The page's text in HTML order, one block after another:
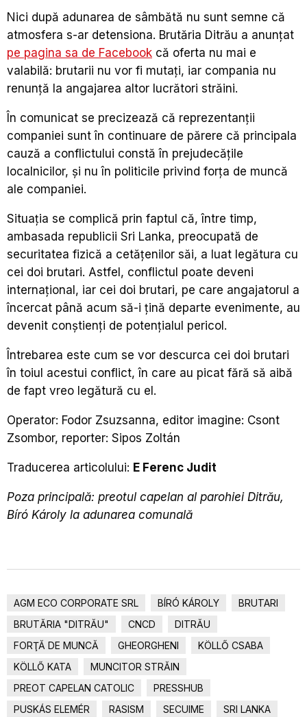
Nici după adunarea de sâmbătă nu sunt semne că
atmosfera s-ar detensiona. Brutăria Ditrău a anunţat
pe pagina sa de Facebook că oferta nu mai e
valabilă: brutarii nu vor fi mutaţi, iar compania nu
renunţă la angajarea altor lucrători străini.
În comunicat se precizează că reprezentanţii
companiei sunt în continuare de părere că principala
cauză a conflictului constă în prejudecăţile
localnicilor, şi nu în politicile privind forţa de muncă
ale companiei.
Situaţia se complică prin faptul că, între timp,
ambasada republicii Sri Lanka, preocupată de
securitatea fizică a cetăţenilor săi, a luat legătura cu
cei doi brutari. Astfel, conflictul poate deveni
internaţional, iar cei doi brutari, pe care angajatorul a
încercat până acum să-i ţină departe evenimente, au
devenit conştienţi de potenţialul pericol.
Întrebarea este cum se vor descurca cei doi brutari
în toiul acestui conflict, în care au picat fără să aibă
de fapt vreo legătură cu el.
Operator: Fodor Zsuzsanna, editor imagine: Csont
Zsombor, reporter: Sipos Zoltán
Traducerea articolului: E Ferenc Judit
Poza principală: preotul capelan al parohiei Ditrău,
Bíró Károly la adunarea comunală
AGM ECO CORPORATE SRL BÍRÓ KÁROLY
BRUTARI
BRUTĂRIA "DITRĂU"
CNCD
DITRĂU
FORŢĂ DE MUNCĂ
GHEORGHENI
KÖLLŐ CSABA
KÖLLŐ KATA
MUNCITOR STRĂIN
PREOT CAPELAN CATOLIC
PRESSHUB
PUSKÁS ELEMÉR
RASISM SECUIME
SRI LANKA